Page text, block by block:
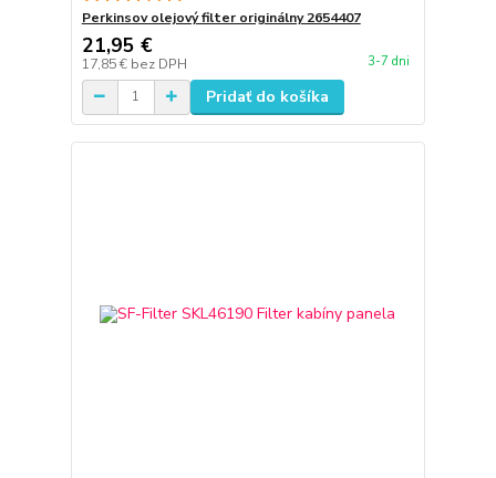
Perkinsov olejový filter originálny 2654407
21,95 €
17,85 € bez DPH 3-7 dni
Pridať do košíka